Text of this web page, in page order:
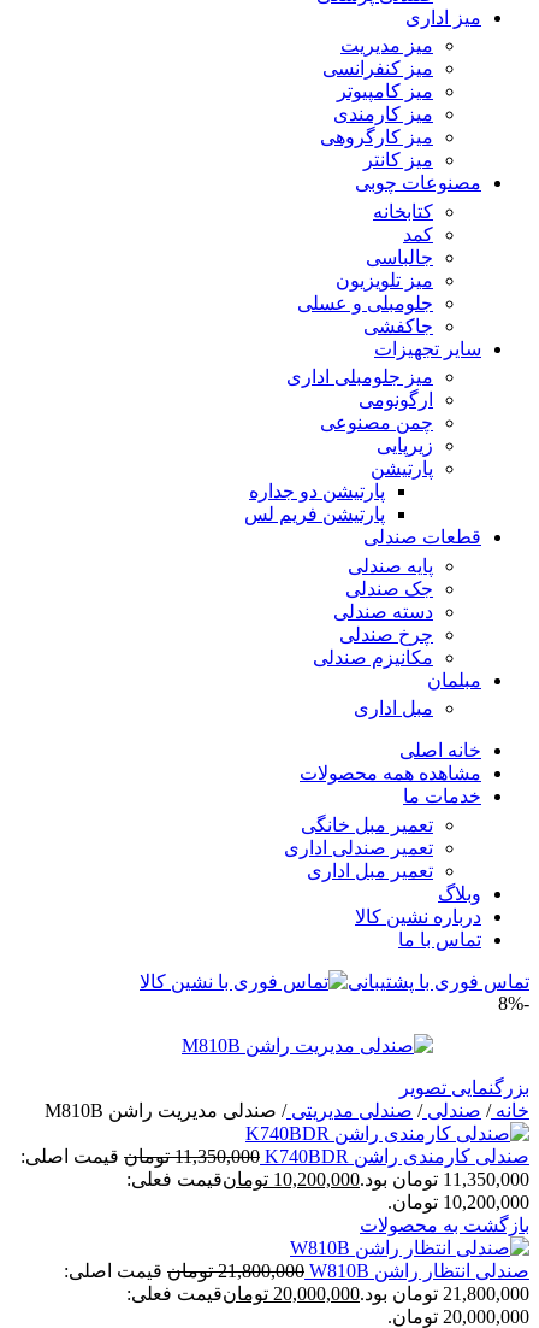
میز اداری
میز مدیریت
میز کنفرانسی
میز کامپیوتر
میز کارمندی
میز کارگروهی
میز کانتر
مصنوعات چوبی
کتابخانه
کمد
جالباسی
میز تلویزیون
جلومبلی و عسلی
جاکفشی
سایر تجهیزات
میز جلومبلی اداری
ارگونومی
چمن مصنوعی
زیرپایی
پارتیشن
پارتیشن دو جداره
پارتیشن فریم لس
قطعات صندلی
پایه صندلی
جک صندلی
دسته صندلی
چرخ صندلی
مکانیزم صندلی
مبلمان
مبل اداری
خانه اصلی
مشاهده همه محصولات
خدمات ما
تعمیر مبل خانگی
تعمیر صندلی اداری
تعمیر مبل اداری
وبلاگ
درباره نشین کالا
تماس با ما
تماس فوری با پشتیبانی
-8%
بزرگنمایی تصویر
خانه/ صندلی/ صندلی مدیریتی/ صندلی مدیریت راشن M810B
صندلی کارمندی راشن K740BDR 11,350,000 تومان قیمت اصلی:
11,350,000 تومان بود.
10,200,000 تومانقیمت فعلی:
10,200,000 تومان.
بازگشت به محصولات
صندلی انتظار راشن W810B 21,800,000 تومان قیمت اصلی:
21,800,000 تومان بود.
20,000,000 تومانقیمت فعلی:
20,000,000 تومان.